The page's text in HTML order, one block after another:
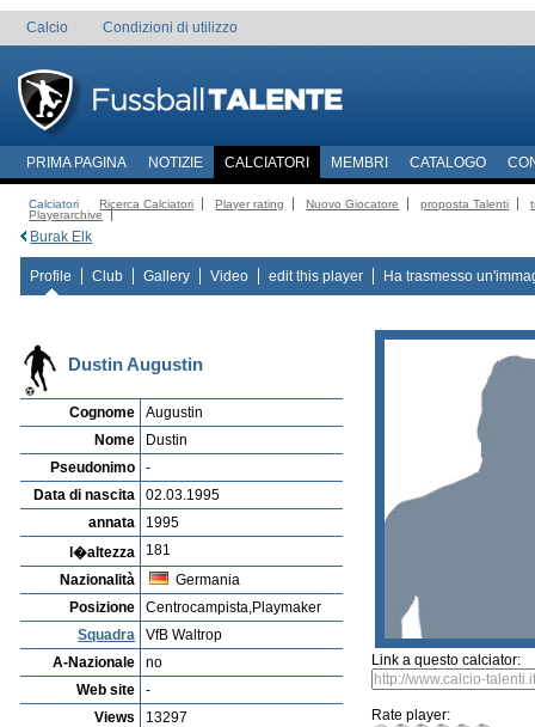
Calcio Condizioni di utilizzo
PRIMA PAGINA NOTIZIE CALCIATORI MEMBRI CATALOGO
Calciatori Ricerca Calciatori Player rating Nuovo Giocatore proposta Talenti
Playerarchive
Burak Elk
Profile Club Gallery Video edit this player Ha trasmesso
Dustin Augustin
Cognome
Augustin
Nome
Dustin
Pseudonimo
-
Data di nascita
02.03.1995
annata
1995
l�altezza
181
Nazionalità
Germania
Posizione
Centrocampista,Playmaker
Squadra
VfB Waltrop
A-Nazionale
no
Web site
-
Views
13297
Link a questo calciator:
Rate player: